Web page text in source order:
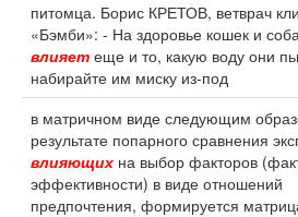
питомца. Борис КРЕТОВ, ветврач
«Бэмби»: - На здоровье кошек и
влияет еще и то, какую воду они
набирайте им миску из-под
в матричном виде следующим
результате попарного сравнения
влияющих на выбор факторов
эффективности) в виде отношений
предпочтения, формируется